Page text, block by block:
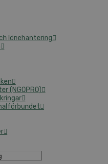
lönehantering
(NGOPRO)